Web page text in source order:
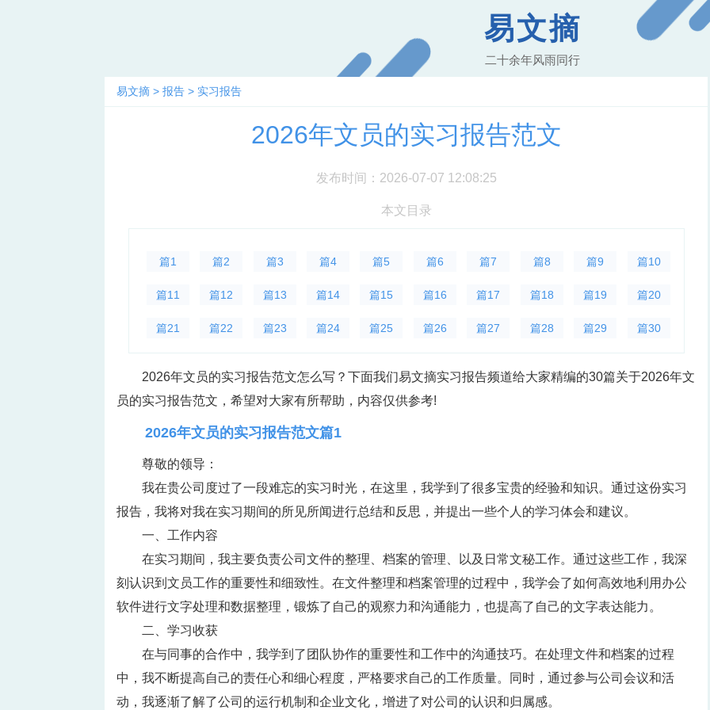
易文摘
二十余年风雨同行
易文摘 > 报告 > 实习报告
2026年文员的实习报告范文
发布时间：2026-07-07 12:08:25
本文目录
篇1 篇2 篇3 篇4 篇5 篇6 篇7 篇8 篇9 篇10
篇11 篇12 篇13 篇14 篇15 篇16 篇17 篇18 篇19 篇20
篇21 篇22 篇23 篇24 篇25 篇26 篇27 篇28 篇29 篇30
2026年文员的实习报告范文怎么写？下面我们易文摘实习报告频道给大家精编的30篇关于2026年文
员的实习报告范文，希望对大家有所帮助，内容仅供参考!
2026年文员的实习报告范文篇1
尊敬的领导：
我在贵公司度过了一段难忘的实习时光，在这里，我学到了很多宝贵的经验和知识。通过这份实习
报告，我将对我在实习期间的所见所闻进行总结和反思，并提出一些个人的学习体会和建议。
一、工作内容
在实习期间，我主要负责公司文件的整理、档案的管理、以及日常文秘工作。通过这些工作，我深
刻认识到文员工作的重要性和细致性。在文件整理和档案管理的过程中，我学会了如何高效地利用办公
软件进行文字处理和数据整理，锻炼了自己的观察力和沟通能力，也提高了自己的文字表达能力。
二、学习收获
在与同事的合作中，我学到了团队协作的重要性和工作中的沟通技巧。在处理文件和档案的过程
中，我不断提高自己的责任心和细心程度，严格要求自己的工作质量。同时，通过参与公司会议和活
动，我逐渐了解了公司的运行机制和企业文化，增进了对公司的认识和归属感。